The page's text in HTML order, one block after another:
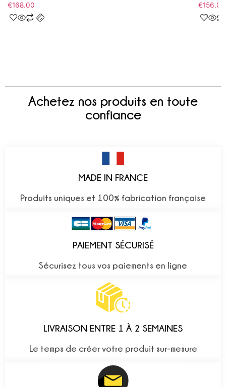
€168.00 €156.00
Achetez nos produits en toute
confiance
MADE IN FRANCE
Produits uniques et 100% fabrication française
PAIEMENT SÉCURISÉ
Sécurisez tous vos paiements en ligne
LIVRAISON ENTRE 1 À 2 SEMAINES
Le temps de créer votre produit sur-mesure